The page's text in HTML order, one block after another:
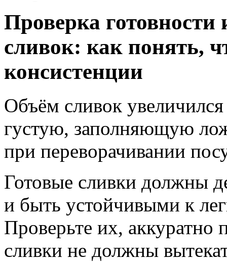
Проверка
сливок: как понять,
консистенции
Объём сливок
густую, заполняющую
при переворачивании
Готовые сливки должны
и быть устойчивыми к
Проверьте их,
сливки не должны